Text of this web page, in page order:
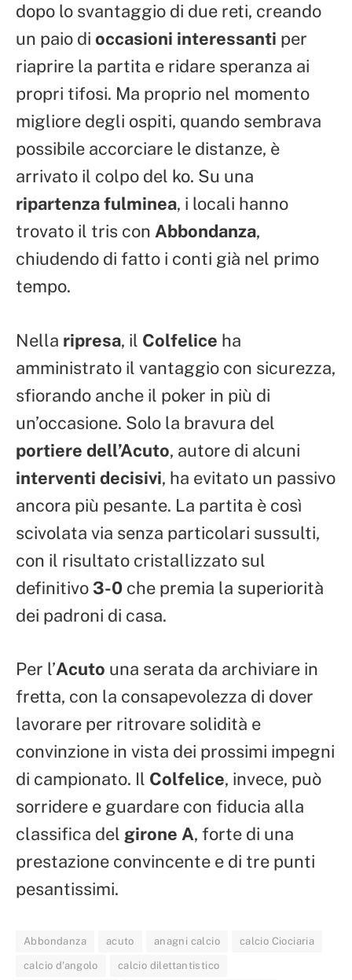
dopo lo svantaggio di due reti, creando
un paio di occasioni interessanti per
riaprire la partita e ridare speranza ai
propri tifosi. Ma proprio nel momento
migliore degli ospiti, quando sembrava
possibile accorciare le distanze, è
arrivato il colpo del ko. Su una
ripartenza fulminea, i locali hanno
trovato il tris con Abbondanza,
chiudendo di fatto i conti già nel primo
tempo.
Nella ripresa, il Colfelice ha
amministrato il vantaggio con sicurezza,
sfiorando anche il poker in più di
un’occasione. Solo la bravura del
portiere dell’Acuto, autore di alcuni
interventi decisivi, ha evitato un passivo
ancora più pesante. La partita è così
scivolata via senza particolari sussulti,
con il risultato cristallizzato sul
definitivo 3-0 che premia la superiorità
dei padroni di casa.
Per l’Acuto una serata da archiviare in
fretta, con la consapevolezza di dover
lavorare per ritrovare solidità e
convinzione in vista dei prossimi impegni
di campionato. Il Colfelice, invece, può
sorridere e guardare con fiducia alla
classifica del girone A, forte di una
prestazione convincente e di tre punti
pesantissimi.
Abbondanza acuto anagni calcio calcio Ciociaria
calcio d'angolo calcio dilettantistico